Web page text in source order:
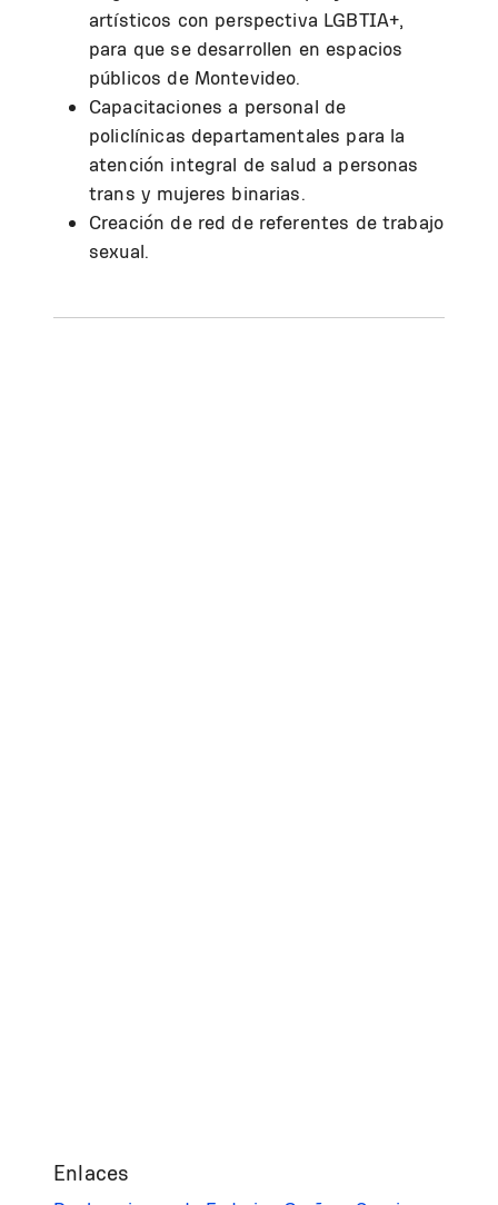
artísticos con perspectiva LGBTIA+,
para que se desarrollen en espacios
públicos de Montevideo.
Capacitaciones a personal de
policlínicas departamentales para la
atención integral de salud a personas
trans y mujeres binarias.
Creación de red de referentes de trabajo
sexual.
Enlaces